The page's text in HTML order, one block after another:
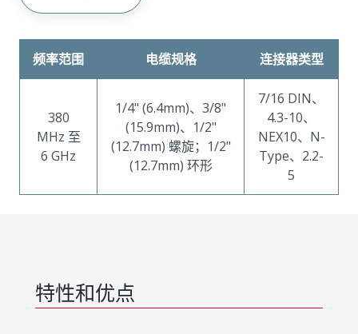
频率范围 电缆规格 连接器类型
380
MHz 至
6 GHz
1/4" (6.4mm)、3/8"
(15.9mm)、1/2"
(12.7mm) 螺旋；1/2"
(12.7mm) 环形
7/16 DIN、
4.3-10、
NEX10、N-
Type、2.2-
5
特性和优点